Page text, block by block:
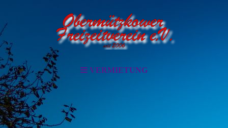
VERMIETUNG